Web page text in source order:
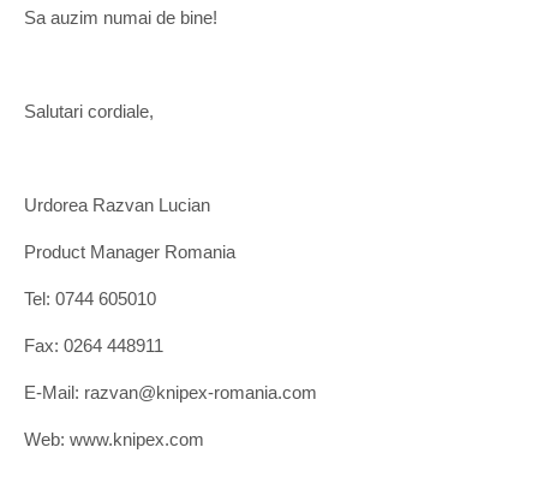
Sa auzim numai de bine!
Salutari cordiale,
Urdorea Razvan Lucian
Product Manager Romania
Tel: 0744 605010
Fax: 0264 448911
E-Mail: razvan@knipex-romania.com
Web: www.knipex.com